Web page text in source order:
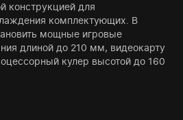
конструкцией для
комплектующих. В
мощные игровые
длиной до 210 мм, видеокарту
кулер высотой до 160